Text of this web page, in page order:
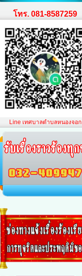
โทร. 081-8587259
Line เทศบาลตำบลหนองจอก